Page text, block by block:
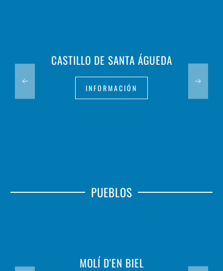
CASTILLO DE SANTA ÁGUEDA
INFORMACIÓN
PUEBLOS
MOLÍ D'EN BIEL